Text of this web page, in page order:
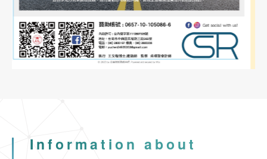
防火管理人講習(初訓課程)
2021-09-23 期刊發佈
第196期台灣物業網報發刊囉
2024-07-22 協會公告
Information about
市區道路無障礙設計講習
See more